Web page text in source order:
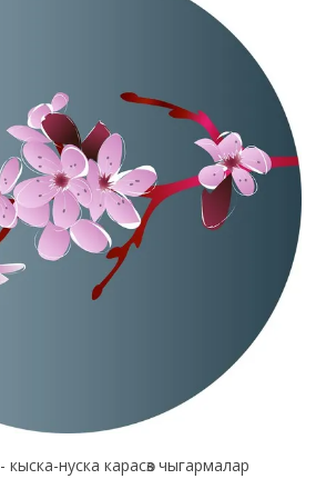
- кыска-нуска карасөз чыгармалар